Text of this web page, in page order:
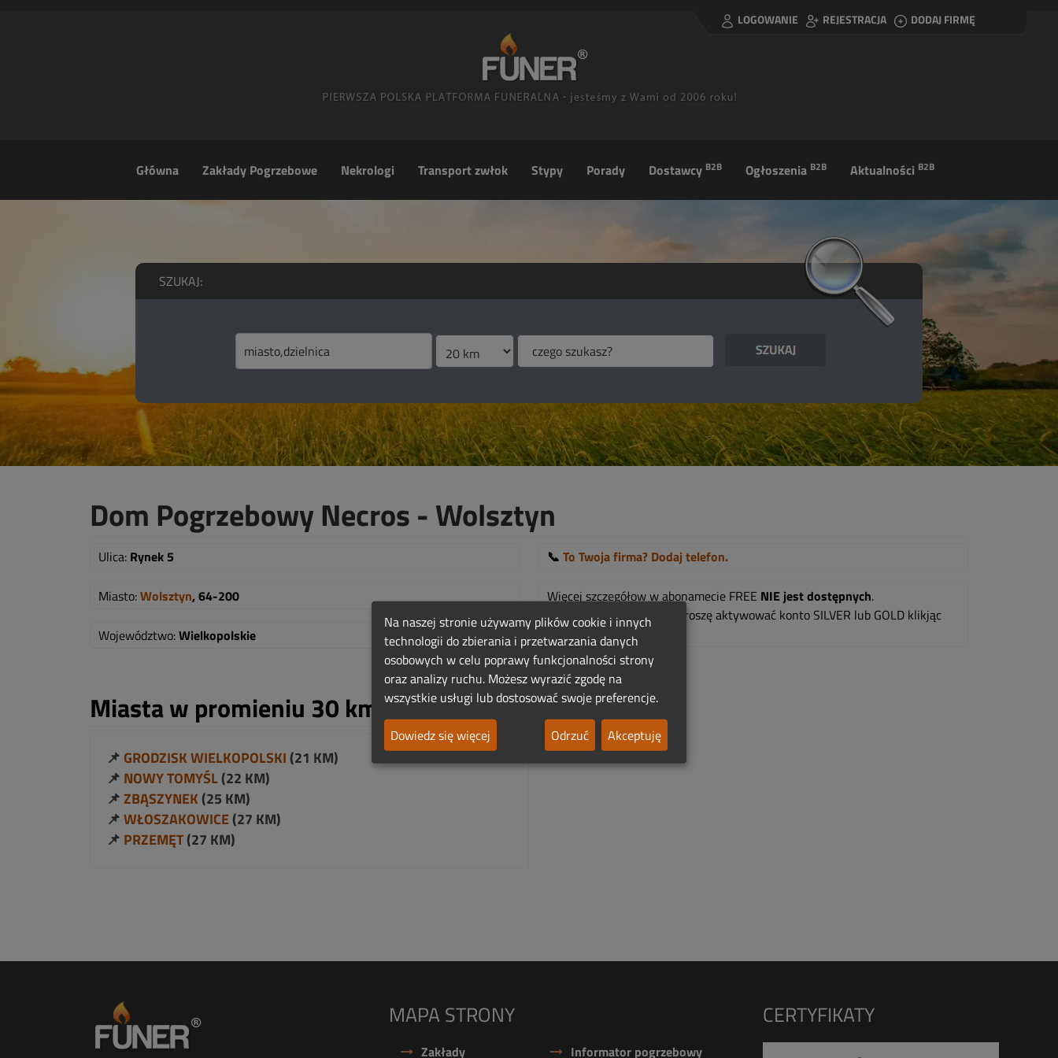
LOGOWANIE REJESTRACJA DODAJ FIRMĘ
Główna Zakłady Pogrzebowe Nekrologi Transport zwłok Stypy Porady Dostawcy B2B Ogłoszenia B2B Aktualności B2B
SZUKAJ:
Dom Pogrzebowy Necros - Wolsztyn
Ulica: Rynek 5
Miasto:Wolsztyn, 64-200
Województwo:Wielkopolskie
📞 To Twoja firma? Dodaj telefon.
Więcej szczegółow w abonamecie FREE NIE jest dostępnych.
Jeśli jest to Twoja firma, proszę aktywować konto SILVER lub GOLD klikjąc
TUTAJ!
Miasta w promieniu 30 km:
📌 GRODZISK WIELKOPOLSKI(21 KM)
📌 NOWY TOMYŚL(22 KM)
📌ZBĄSZYNEK(25 KM)
📌WŁOSZAKOWICE(27 KM)
📌 PRZEMĘT(27 KM)
MAPA STRONY
Zakłady Informator pogrzebowy
CERTYFIKATY
Na naszej stronie używamy plików cookie i innych
technologii do zbierania i przetwarzania danych
osobowych w celu poprawy funkcjonalności strony
oraz analizy ruchu. Możesz wyrazić zgodę na
wszystkie usługi lub dostosować swoje preferencje.
Dowiedz się więcej
Odrzuć Akceptuję